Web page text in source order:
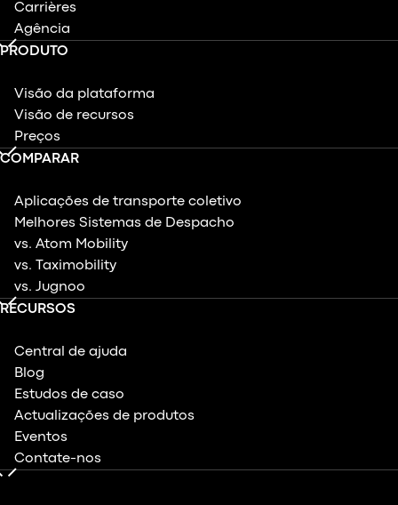
Carrières
Agência
PRODUTO
Visão da plataforma
Visão de recursos
Preços
COMPARAR
Aplicações de transporte coletivo
Melhores Sistemas de Despacho
vs. Atom Mobility
vs. Taximobility
vs. Jugnoo
RECURSOS
Central de ajuda
Blog
Estudos de caso
Actualizações de produtos
Eventos
Contate-nos